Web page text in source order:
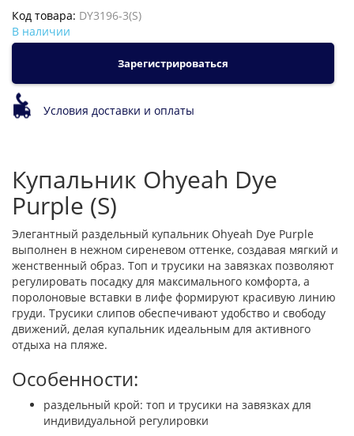
Код товара: DY3196-3(S)
В наличии
Зарегистрироваться
Условия доставки и оплаты
Купальник Ohyeah Dye
Purple (S)
Элегантный раздельный купальник Ohyeah Dye Purple
выполнен в нежном сиреневом оттенке, создавая мягкий и
женственный образ. Топ и трусики на завязках позволяют
регулировать посадку для максимального комфорта, а
поролоновые вставки в лифе формируют красивую линию
груди. Трусики слипов обеспечивают удобство и свободу
движений, делая купальник идеальным для активного
отдыха на пляже.
Особенности:
раздельный крой: топ и трусики на завязках для
индивидуальной регулировки